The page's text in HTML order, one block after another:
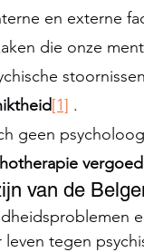
en externe
die onze
[1] .
geen
van de
tegen